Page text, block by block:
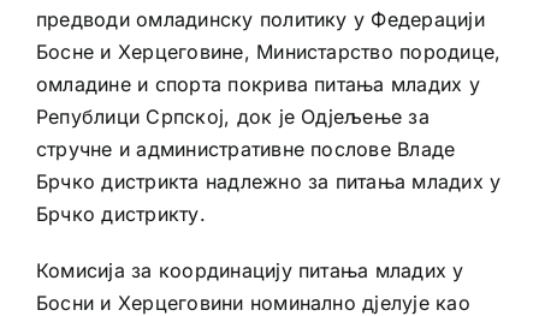
предводи омладинску политику у Федерацији
Босне и Херцеговине, Министарство породице,
омладине и спорта покрива питања младих у
Републици Српској, док је Одјељење за
стручне и административне послове Владе
Брчко дистрикта надлежно за питања младих у
Брчко дистрикту.
Комисија за координацију питања младих у
Босни и Херцеговини номинално дјелује као